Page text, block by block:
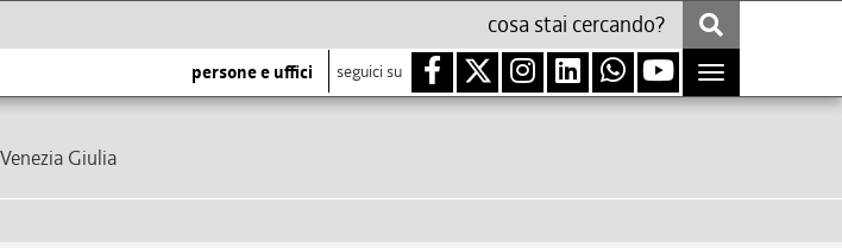
persone e uffici seguici su
Toggle
navigation
Giulia